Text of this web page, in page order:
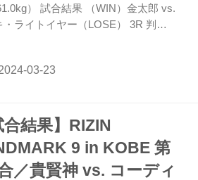
） 試合結果 （WIN）金太郎 vs.
・ライトイヤー（LOSE） 3R 判定
郎に対しダイキは左に回るが、金太
ストレートをヒット。ダイキはタッ
トレートと振り分け三日月蹴りも見
左ストレートでダイキを倒して向か
太郎だが、三角絞めに入り掛けたた
キを立たせる。 立ったダイキはマッ
合結果】RIZIN
9 in KOBE 第
／貴賢神 vs. コーディ